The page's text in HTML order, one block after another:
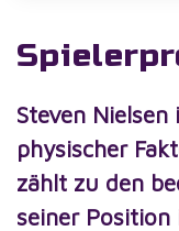
Steven
physischer
zählt zu den
seiner Position